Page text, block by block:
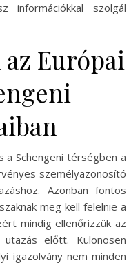
információkkal szolgál
Európai
a Schengeni térségben a
személyazonosító
Azonban fontos
meg kell felelnie a
mindig ellenőrizzük az
előtt. Különösen
igazolvány nem minden